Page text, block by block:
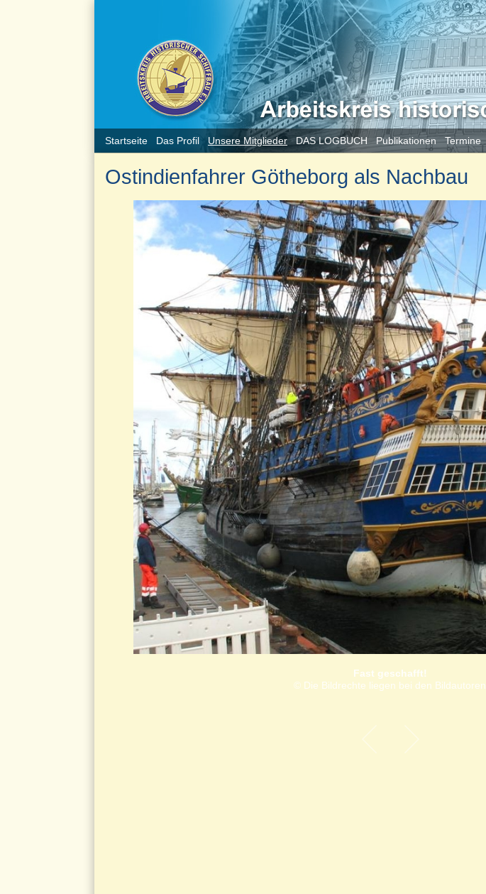
Startseite Das Profil Unsere Mitglieder DAS LOGBUCH Publikationen Termine
Ostindienfahrer Götheborg als Nachbau
Fast geschafft!
© Die Bildrechte liegen bei den Bildautoren